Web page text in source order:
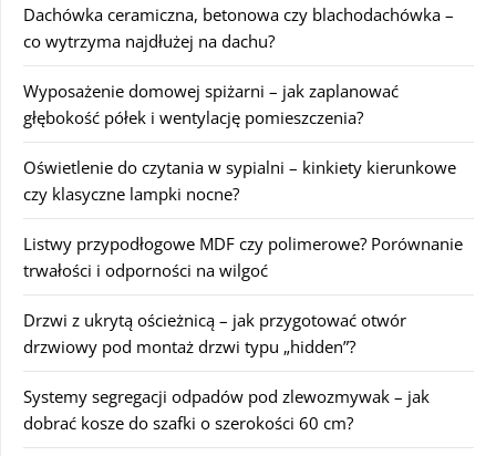
Dachówka ceramiczna, betonowa czy blachodachówka –
co wytrzyma najdłużej na dachu?
Wyposażenie domowej spiżarni – jak zaplanować
głębokość półek i wentylację pomieszczenia?
Oświetlenie do czytania w sypialni – kinkiety kierunkowe
czy klasyczne lampki nocne?
Listwy przypodłogowe MDF czy polimerowe? Porównanie
trwałości i odporności na wilgoć
Drzwi z ukrytą ościeżnicą – jak przygotować otwór
drzwiowy pod montaż drzwi typu „hidden”?
Systemy segregacji odpadów pod zlewozmywak – jak
dobrać kosze do szafki o szerokości 60 cm?